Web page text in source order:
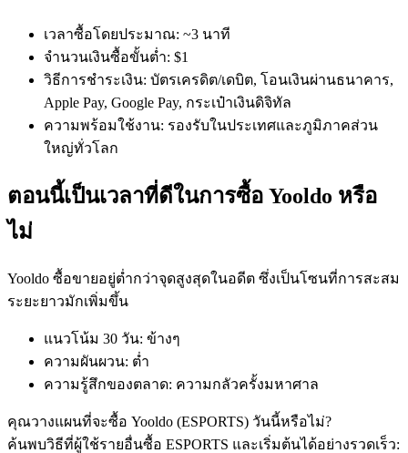
TradFi
อนุพันธ์ของหุ้น ฟอเร็กซ์ โลหะมีค่า และสินค้าโภคภัณฑ์
ฟิวเจอร์ส USDC
เวลาซื้อโดยประมาณ: ~3 นาที
จำนวนเงินซื้อขั้นต่ำ: $1
วิธีการชำระเงิน: บัตรเครดิต/เดบิต, โอนเงินผ่านธนาคาร,
Apple Pay, Google Pay, กระเป๋าเงินดิจิทัล
ความพร้อมใช้งาน: รองรับในประเทศและภูมิภาคส่วน
ใหญ่ทั่วโลก
ตอนนี้เป็นเวลาที่ดีในการซื้อ Yooldo หรือ
ไม่
Yooldo ซื้อขายอยู่ต่ำกว่าจุดสูงสุดในอดีต ซึ่งเป็นโซนที่การสะสม
ระยะยาวมักเพิ่มขึ้น
แนวโน้ม 30 วัน: ข้างๆ
ความผันผวน: ต่ำ
ความรู้สึกของตลาด: ความกลัวครั้งมหาศาล
คุณวางแผนที่จะซื้อ Yooldo (ESPORTS) วันนี้หรือไม่?
ค้นพบวิธีที่ผู้ใช้รายอื่นซื้อ ESPORTS และเริ่มต้นได้อย่างรวดเร็ว: